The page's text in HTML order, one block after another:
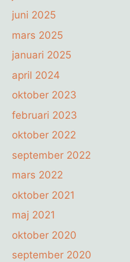
juni 2025
mars 2025
januari 2025
april 2024
oktober 2023
februari 2023
oktober 2022
september 2022
mars 2022
oktober 2021
maj 2021
oktober 2020
september 2020